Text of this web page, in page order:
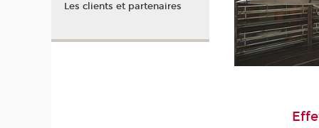
Les clients et partenaires